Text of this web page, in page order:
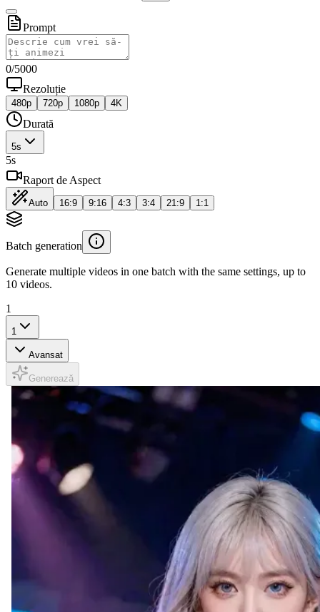
Prompt
0/5000
Rezoluție
480p 720p 1080p 4K
Durată
5s
5s
Raport de Aspect
Auto 16:9 9:16 4:3 3:4 21:9 1:1
Batch generation
Generate multiple videos in one batch with the same settings, up to
10 videos.
1
1
Avansat
Generează